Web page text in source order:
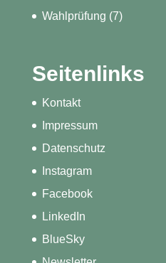
Wahlprüfung (7)
Seitenlinks
Kontakt
Impressum
Datenschutz
Instagram
Facebook
LinkedIn
BlueSky